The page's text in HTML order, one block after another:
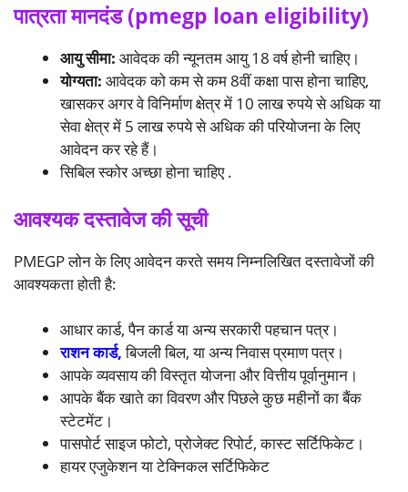
पात्रता मानदंड (pmegp loan eligibility)
आयु सीमा: आवेदक की न्यूनतम आयु 18 वर्ष होनी चाहिए।
योग्यता: आवेदक को कम से कम 8वीं कक्षा पास होना चाहिए,
खासकर अगर वे विनिर्माण क्षेत्र में 10 लाख रुपये से अधिक या
सेवा क्षेत्र में 5 लाख रुपये से अधिक की परियोजना के लिए
आवेदन कर रहे हैं।
सिबिल स्कोर अच्छा होना चाहिए .
आवश्यक दस्तावेज की सूची
PMEGP लोन के लिए आवेदन करते समय निम्नलिखित दस्तावेजों की
आवश्यकता होती है:
आधार कार्ड, पैन कार्ड या अन्य सरकारी पहचान पत्र।
राशन कार्ड,बिजली बिल, या अन्य निवास प्रमाण पत्र।
आपके व्यवसाय की विस्तृत योजना और वित्तीय पूर्वानुमान।
आपके बैंक खाते का विवरण और पिछले कुछ महीनों का बैंक
स्टेटमेंट।
पासपोर्ट साइज फोटो, प्रोजेक्ट रिपोर्ट, कास्ट सर्टिफिकेट।
हायर एजुकेशन या टेक्निकल सर्टिफिकेट